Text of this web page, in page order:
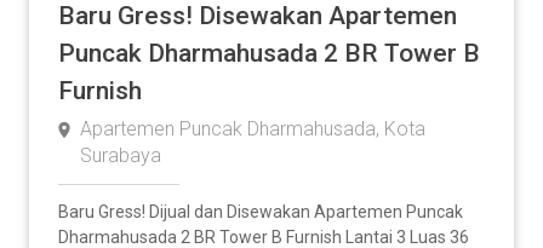
Baru Gress! Disewakan Apartemen
Puncak Dharmahusada 2 BR Tower B
Furnish
Apartemen Puncak Dharmahusada, Kota
Surabaya
Baru Gress! Dijual dan Disewakan Apartemen Puncak
Dharmahusada 2 BR Tower B Furnish Lantai 3 Luas 36